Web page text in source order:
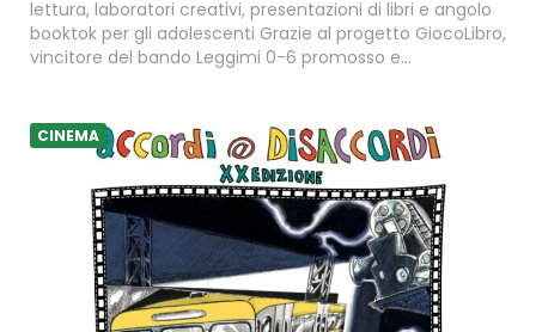
lettura, laboratori creativi, presentazioni di libri e angolo
booktok per gli adolescenti Grazie al progetto GiocoLibro,
vincitore del bando Leggimi 0-6 promosso e…
CINEMA